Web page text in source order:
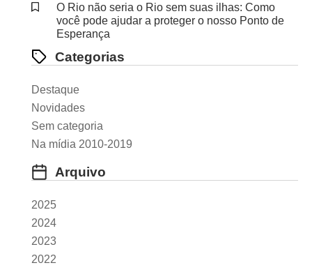
O Rio não seria o Rio sem suas ilhas: Como
você pode ajudar a proteger o nosso Ponto de
Esperança
Categorias
Destaque
Novidades
Sem categoria
Na mídia 2010-2019
Arquivo
2025
2024
2023
2022